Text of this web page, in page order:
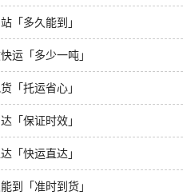
「多久能到」
运「多少一吨」
「托运省心」
「保证时效」
「快运直达」
到「准时到货」